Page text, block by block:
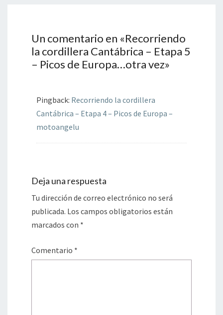
Un comentario en «Recorriendo
la cordillera Cantábrica – Etapa 5
– Picos de Europa…otra vez»
Pingback: Recorriendo la cordillera
Cantábrica – Etapa 4 – Picos de Europa –
motoangelu
Deja una respuesta
Tu dirección de correo electrónico no será
publicada. Los campos obligatorios están
marcados con *
Comentario *